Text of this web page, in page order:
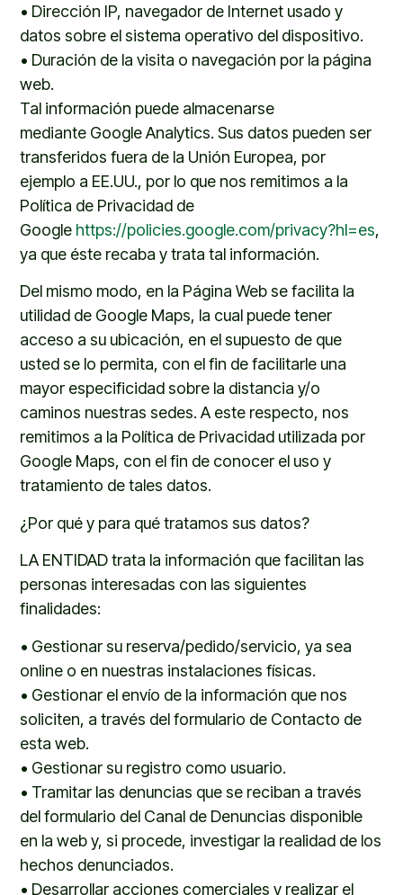
• Dirección IP, navegador de Internet usado y
datos sobre el sistema operativo del dispositivo.
• Duración de la visita o navegación por la página
web.
Tal información puede almacenarse
mediante Google Analytics. Sus datos pueden ser
transferidos fuera de la Unión Europea, por
ejemplo a EE.UU., por lo que nos remitimos a la
Política de Privacidad de
Google https://policies.google.com/privacy?hl=es,
ya que éste recaba y trata tal información.
Del mismo modo, en la Página Web se facilita la
utilidad de Google Maps, la cual puede tener
acceso a su ubicación, en el supuesto de que
usted se lo permita, con el fin de facilitarle una
mayor especificidad sobre la distancia y/o
caminos nuestras sedes. A este respecto, nos
remitimos a la Política de Privacidad utilizada por
Google Maps, con el fin de conocer el uso y
tratamiento de tales datos.
¿Por qué y para qué tratamos sus datos?
LA ENTIDAD trata la información que facilitan las
personas interesadas con las siguientes
finalidades:
• Gestionar su reserva/pedido/servicio, ya sea
online o en nuestras instalaciones físicas.
• Gestionar el envío de la información que nos
soliciten, a través del formulario de Contacto de
esta web.
• Gestionar su registro como usuario.
• Tramitar las denuncias que se reciban a través
del formulario del Canal de Denuncias disponible
en la web y, si procede, investigar la realidad de los
hechos denunciados.
• Desarrollar acciones comerciales y realizar el